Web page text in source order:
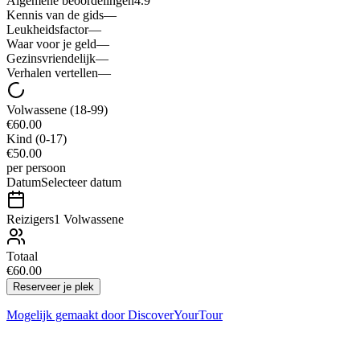
Kennis van de gids—
Leukheidsfactor—
Waar voor je geld—
Gezinsvriendelijk—
Verhalen vertellen—
Volwassene (18-99)
€60.00
Kind (0-17)
€50.00
per persoon
DatumSelecteer datum
Reizigers1 Volwassene
Totaal
€60.00
Reserveer je plek
Mogelijk gemaakt doorDiscoverYourTour